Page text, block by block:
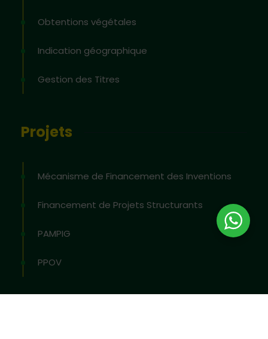
Obtentions végétales
Indication géographique
Gestion des Titres
Projets
Mécanisme de Financement des Inventions
Financement de Projets Structurants
PAMPIG
PPOV